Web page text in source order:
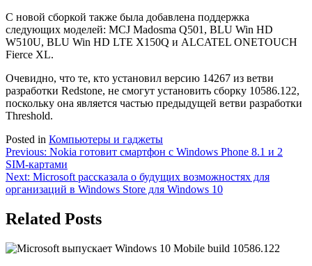
С новой сборкой также была добавлена поддержка
следующих моделей: MCJ Madosma Q501, BLU Win HD
W510U, BLU Win HD LTE X150Q и ALCATEL ONETOUCH
Fierce XL.
Очевидно, что те, кто установил версию 14267 из ветви
разработки Redstone, не смогут установить сборку 10586.122,
поскольку она является частью предыдущей ветви разработки
Threshold.
Posted in Компьютеры и гаджеты
Навигация
по
записям
Previous: Nokia готовит смартфон с Windows Phone 8.1 и 2
SIM-картами
Next: Microsoft рассказала о будущих возможностях для
организаций в Windows Store для Windows 10
Related Posts